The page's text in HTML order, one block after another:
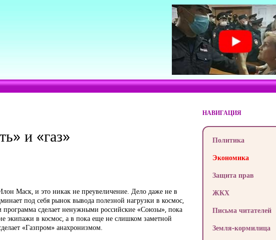
и «газ»
Маск, и это никак не преувеличение. Дело даже не в
под себя рынок вывода полезной нагрузки в космос,
программа сделает ненужными российские «Союзы», пока
экипажи в космос, а в пока еще не слишком заметной
«Газпром» анахронизмом.
НАВИГАЦИЯ
Политика
Экономика
Защита прав
ЖКХ
Письма читателей
Земля-кормилица